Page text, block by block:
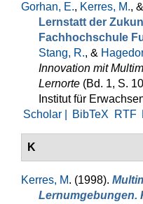
Gorhan, E., Kerres, M., &
Lernstatt der
Fachhochschule
Stang, R., &
Innovation mit
Lernorte (Bd. 1, S.
Institut für
Scholar |
BibTeX RTF
K
Kerres, M. (1998).
Lernumgebungen.